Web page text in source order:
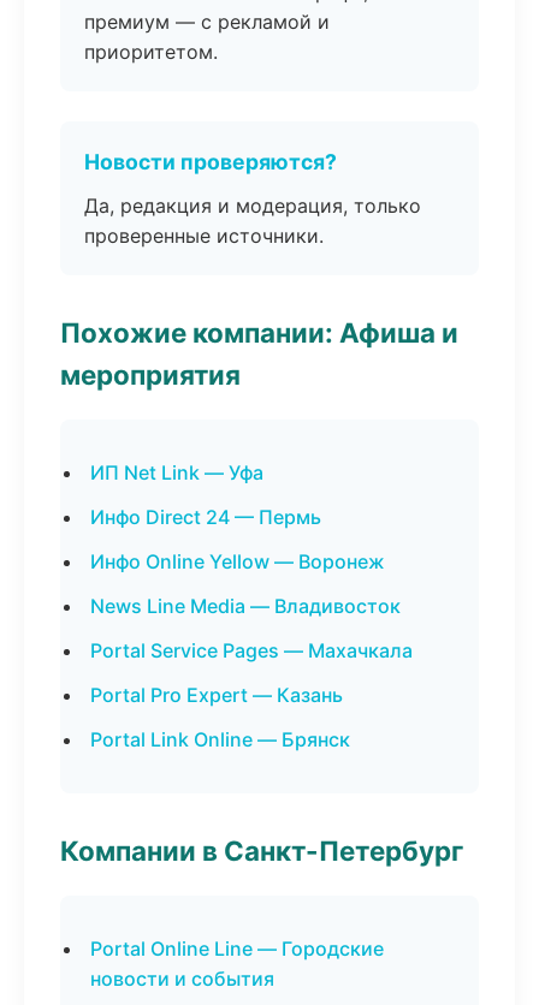
премиум — с рекламой и
приоритетом.
Новости проверяются?
Да, редакция и модерация, только
проверенные источники.
Похожие компании: Афиша и
мероприятия
ИП Net Link — Уфа
Инфо Direct 24 — Пермь
Инфо Online Yellow — Воронеж
News Line Media — Владивосток
Portal Service Pages — Махачкала
Portal Pro Expert — Казань
Portal Link Online — Брянск
Компании в Санкт-Петербург
Portal Online Line — Городские
новости и события